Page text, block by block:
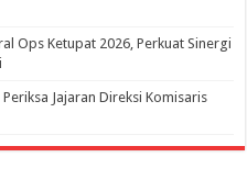
Ops Ketupat 2026, Perkuat Sinergi
Periksa Jajaran Direksi Komisaris